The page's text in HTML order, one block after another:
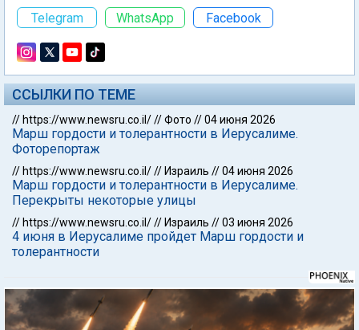
Telegram
WhatsApp Facebook
ССЫЛКИ ПО ТЕМЕ
// https://www.newsru.co.il///Фото //04 июня 2026
Марш гордости и толерантности в Иерусалиме.
Фоторепортаж
// https://www.newsru.co.il/// Израиль //04 июня 2026
Марш гордости и толерантности в Иерусалиме.
Перекрыты некоторые улицы
// https://www.newsru.co.il/// Израиль //03 июня 2026
4 июня в Иерусалиме пройдет Марш гордости и
толерантности